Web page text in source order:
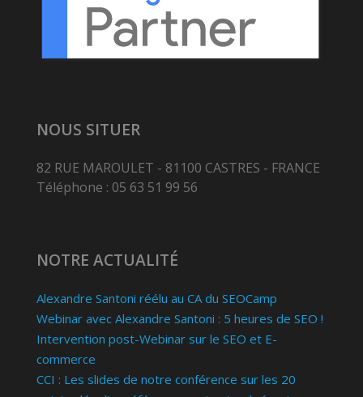
NOUS SITUER
82 RUE MAROULET - 81100 CASTRES - FRANCE
Téléphone : 05 63 51 99 56
NOTRE ACTUALITÉ
Alexandre Santoni réélu au CA du SEOCamp
Webinar avec Alexandre Santoni : 5 heures de SEO !
Intervention post-Webinar sur le SEO et E-
commerce
CCI : Les slides de notre conférence sur les 20